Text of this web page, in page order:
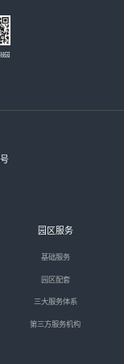
技园
园区服务
基础服务
园区配套
三大服务体系
第三方服务机构